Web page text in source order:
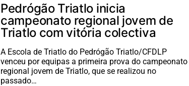
Pedrógão Triatlo inicia
campeonato regional jovem de
Triatlo com vitória colectiva
A Escola de Triatlo do Pedrógão Triatlo/CFDLP
venceu por equipas a primeira prova do campeonato
regional jovem de Triatlo, que se realizou no
passado…